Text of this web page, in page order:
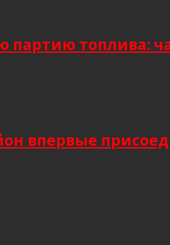
партию топлива:
впервые